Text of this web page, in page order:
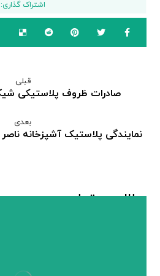
قبلی
صادرات ظروف پلاستیکی
بعدی
نمایندگی پلاستیک آشپزخانه
مطالب مرتبط ...